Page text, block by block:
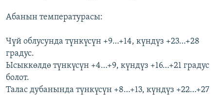
ЭЖЕ-СИҢДИЛЕР
АЗАТТЫК+
ЫҢГАЙСЫЗ СУРООЛОР
ОНЛАЙН ШЕРИНЕ
ЭЕ/АРнун бардык сайттары
Абанын температурасы:
Чүй облусунда түнкүсүн +9…+14, күндүз +23…+28
градус.
Ысыккөлдө түнкүсүн +4…+9, күндүз +16…+21 градус
болот.
Талас дубанында түнкүсүн +8…+13, күндүз +22…+27